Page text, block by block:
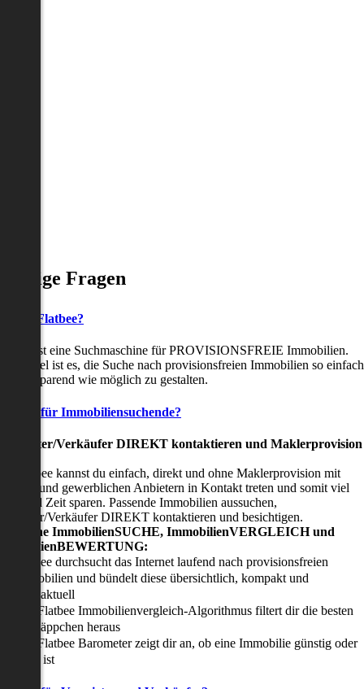
Fragen
ist Flatbee?
ist eine Suchmaschine für PROVISIONSFREIE Immobilien.
Ziel ist es, die Suche nach provisionsfreien Immobilien so einfach
zeitsparend wie möglich zu gestalten.
für Immobiliensuchende?
Verkäufer DIREKT kontaktieren und Maklerprovision
Flatbee kannst du einfach, direkt und ohne Maklerprovision mit
und gewerblichen Anbietern in Kontakt treten und somit viel
und Zeit sparen. Passende Immobilien aussuchen,
Verkäufer DIREKT kontaktieren und besichtigen.
in-one ImmobilienSUCHE, ImmobilienVERGLEICH und
Flatbee durchsucht das Internet laufend nach provisionsfreien
Immobilien und bündelt diese übersichtlich, kompakt und
tagesaktuell
Der Flatbee Immobilienvergleich-Algorithmus filtert dir die besten
Schnäppchen heraus
Der Flatbee Barometer zeigt dir an, ob eine Immobilie günstig oder
teuer ist